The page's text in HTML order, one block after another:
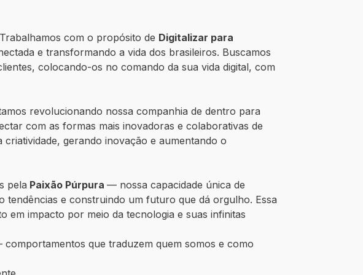
com o propósito de Digitalizar para
e transformando a vida dos brasileiros. Buscamos
colocando-os no comando da sua vida digital, com
revolucionando nossa companhia de dentro para
com as formas mais inovadoras e colaborativas de
gerando inovação e aumentando o
pela Paixão Púrpura— nossa capacidade única de
e construindo um futuro que dá orgulho. Essa
em impacto por meio da tecnologia e suas infinitas
que traduzem quem somos e como